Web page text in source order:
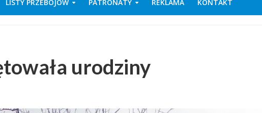
LISTY PRZEBOJÓW PATRONATY REKLAMA KONTAKT
urodziny